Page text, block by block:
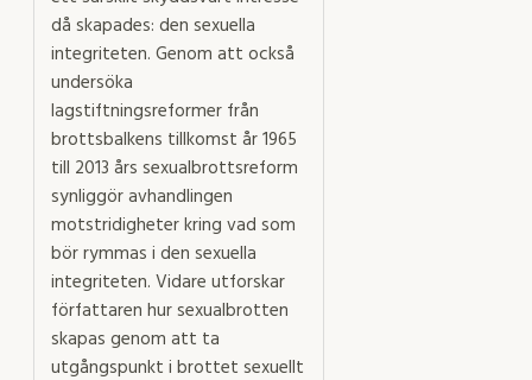
då skapades: den sexuella
integriteten. Genom att också
undersöka
lagstiftningsreformer från
brottsbalkens tillkomst år 1965
till 2013 års sexualbrottsreform
synliggör avhandlingen
motstridigheter kring vad som
bör rymmas i den sexuella
integriteten. Vidare utforskar
författaren hur sexualbrotten
skapas genom att ta
utgångspunkt i brottet sexuellt